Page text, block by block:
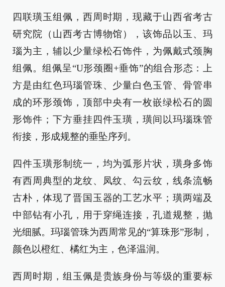
四联璜玉组佩，西周时期，现藏于山西省考古
研究院（山西考古博物馆），该饰品以玉、玛
瑙为主，辅以少量绿松石饰件，为佩戴式颈胸
组佩。组佩呈“U形颈圈+垂饰”的组合形态：上
方是由红色玛瑙管珠、少量白色玉管、骨管串
成的环形颈饰，顶部中央有一枚嵌绿松石的圆
形饰件；下方垂挂四件玉璜，璜间以玛瑙珠管
衔接，形成规整的垂坠序列。
四件玉璜形制统一，均为弧形片状，璜身多饰
有西周典型的龙纹、凤纹、勾云纹，线条流畅
古朴，体现了晋国玉器的工艺水平；璜两端及
中部钻有小孔，用于穿绳连接，孔道规整，抛
光细腻。玛瑙管珠为西周常见的“算珠形”形制，
颜色以橙红、橘红为主，色泽温润。
西周时期，组玉佩是贵族身份与等级的重要标